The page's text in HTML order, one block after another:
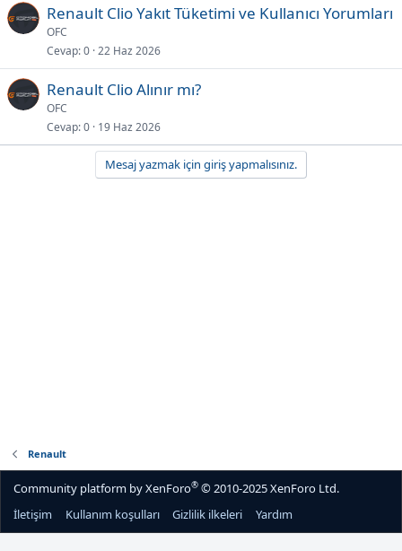
Renault Clio Yakıt Tüketimi ve Kullanıcı Yorumları
OFC
Cevap 0 22 Haz 2026
Renault Clio Alınır mı?
OFC
Cevap 0 19 Haz 2026
Mesaj yazmak için giriş yapmalısınız.
Renault
Community platform by XenForo® © 2010-2025 XenForo Ltd.
İletişim
Kullanım koşulları Gizlilik ilkeleri Yardım